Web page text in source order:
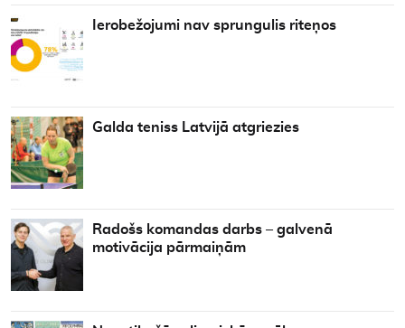
Ierobežojumi nav sprungulis riteņos
Galda teniss Latvijā atgriezies
Radošs komandas darbs – galvenā
motivācija pārmaiņām